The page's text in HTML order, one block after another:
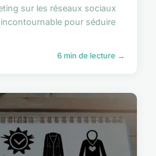
sur les réseaux sociaux
pour séduire
6 min de lecture →